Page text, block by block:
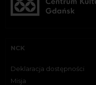
NCK
Deklaracja dostępności
Misja